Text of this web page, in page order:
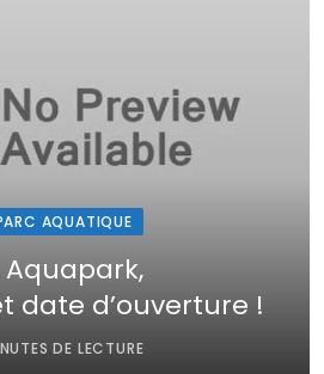
AQUATIQUE
date d’ouverture !
DE LECTURE